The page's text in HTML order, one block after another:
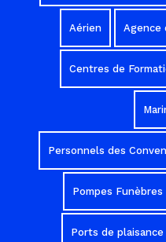
Aérien Agence
Centres de
Personnels des
Pompes Funèbres
Ports de plaisance